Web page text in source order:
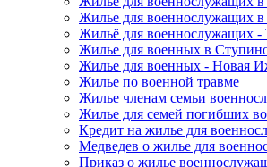
Жилье для военнослужащих
Жильё для военнослужащих -
Жилье для военных в
Жилье для военных - Новая
Жилье по военной травме
Жилье членам семьи
Жилье для семей погибших
Кредит на жилье для
Медведев о жилье для
Приказ о жилье